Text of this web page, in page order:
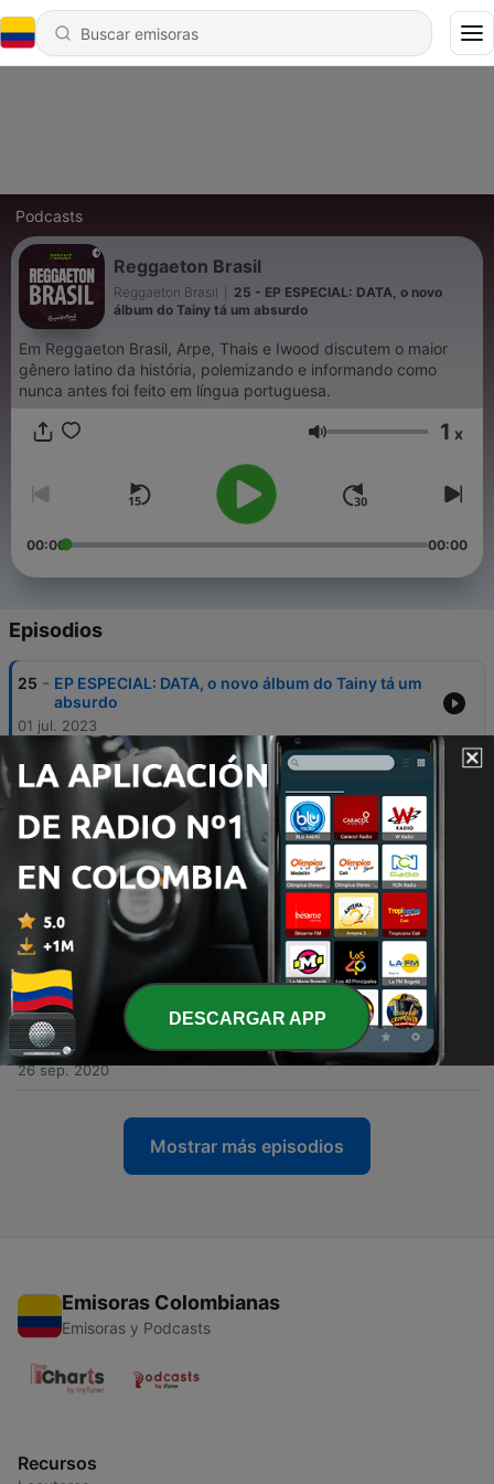
Podcasts
Reggaeton Brasil
Reggaeton Brasil
25 - EP ESPECIAL: DATA, o novo
álbum do Tainy tá um absurdo
Em Reggaeton Brasil, Arpe, Thais e Iwood discutem o maior
gênero latino da história, polemizando e informando como
nunca antes foi feito em língua portuguesa.
Volumen 1 x
00:00 00:00
Episodios
25 - EP ESPECIAL: DATA, o novo álbum do Tainy tá um
absurdo
01 jul. 2023
24 -
2.1 - Rosalía no Brasil, Bad Bunny, Anitta e política
no Reggaeton
08 ago. 2022
Os fenômenos RBD e Bad Bunny e o futuro das
Lives
15 - Entrevista: O produtor Cabrera revela o segredo
do seu sucesso no Reggaeton
27 sep. 2020
13 - Análise de 'Quien Contra Mi 2', a Fênix Nicky Jam e
a conquista dos 10k
26 sep. 2020
Mostrar más episodios
Emisoras Colombianas
Emisoras y Podcasts
Recursos
DESCARGAR APP